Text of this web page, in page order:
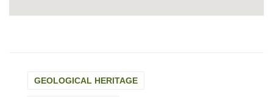
GEOLOGICAL HERITAGE